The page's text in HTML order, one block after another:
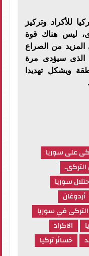
للأكراد وتركيز
ليس هناك قوة
من الصراع
الذى سيؤدى مرة
ويشكل تهديدا
على سوريا
سوريا
أردوغان
التركى في سوريا
الاكراد
خسائر تركيا